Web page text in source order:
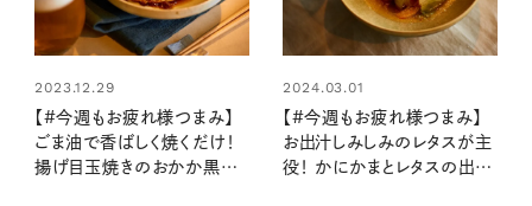
2023.12.29
【#今週もお疲れ様つまみ】
ごま油で香ばしく焼くだけ！
揚げ目玉焼きのおかか黒酢
2024.03.01
【#今週もお疲れ様つまみ】
お出汁しみしみのレタスが主
役！ かにかまとレタスの出汁